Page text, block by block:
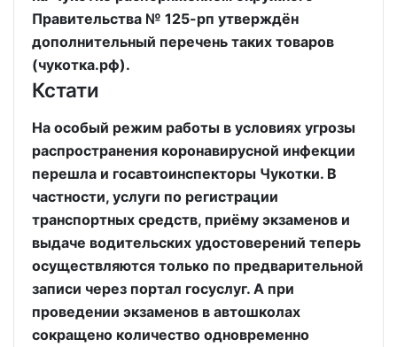
Правительства № 125-рп утверждён
дополнительный перечень таких товаров
(чукотка.рф).
Кстати
На особый режим работы в условиях угрозы
распространения коронавирусной инфекции
перешла и госавтоинспекторы Чукотки. В
частности, услуги по регистрации
транспортных средств, приёму экзаменов и
выдаче водительских удостоверений теперь
осуществляются только по предварительной
записи через портал госуслуг. А при
проведении экзаменов в автошколах
сокращено количество одновременно